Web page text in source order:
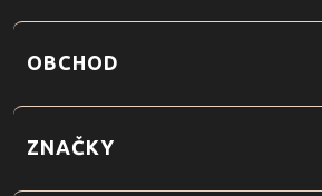
OBCHOD
ZNAČKY